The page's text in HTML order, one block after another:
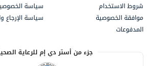
شروط الاستخدام
سياسة
موافقة الخصوصية
سياسة الإرجاع
المدفوعات
جزء من أستر دي إم للرعاية